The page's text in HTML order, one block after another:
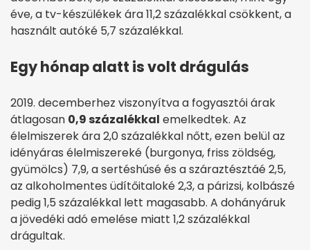
éve, a tv-készülékek ára 11,2 százalékkal csökkent, a
használt autóké 5,7 százalékkal.
Egy hónap alatt is volt drágulás
2019. decemberhez viszonyítva a fogyasztói árak
átlagosan 0,9 százalékkal emelkedtek. Az
élelmiszerek ára 2,0 százalékkal nőtt, ezen belül az
idényáras élelmiszereké (burgonya, friss zöldség,
gyümölcs) 7,9, a sertéshúsé és a száraztésztáé 2,5,
az alkoholmentes üdítőitaloké 2,3, a párizsi, kolbászé
pedig 1,5 százalékkal lett magasabb. A dohányáruk
a jövedéki adó emelése miatt 1,2 százalékkal
drágultak.